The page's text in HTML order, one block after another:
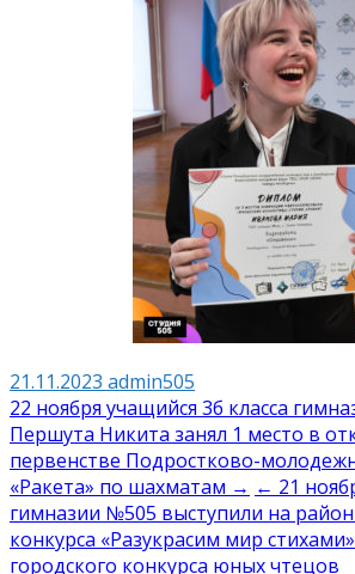
21.11.2023 admin505
Навигация
по
записям
22 ноября учащийся 3б класса
Першута Никита занял 1 место в
первенстве Подростково-
«Ракета» по шахматам → ← 21
гимназии №505 выступили на
конкурса «Разукрасим мир
городского конкурса юных чтецов